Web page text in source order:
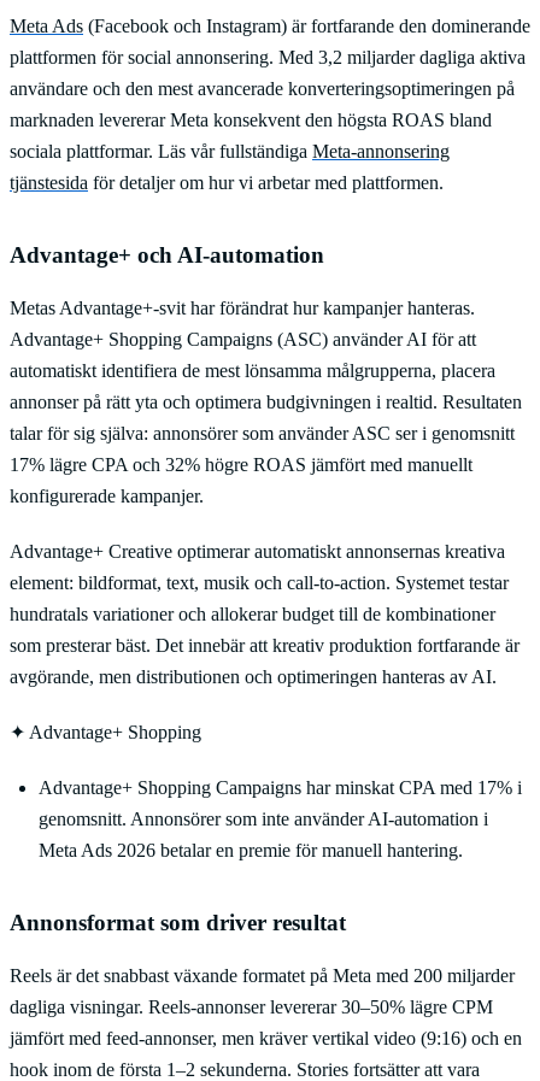
Meta Ads (Facebook och Instagram) är fortfarande den dominerande
plattformen för social annonsering. Med 3,2 miljarder dagliga aktiva
användare och den mest avancerade konverteringsoptimeringen på
marknaden levererar Meta konsekvent den högsta ROAS bland
sociala plattformar. Läs vår fullständiga Meta-annonsering
tjänstesida för detaljer om hur vi arbetar med plattformen.
Advantage+ och AI-automation
Metas Advantage+-svit har förändrat hur kampanjer hanteras.
Advantage+ Shopping Campaigns (ASC) använder AI för att
automatiskt identifiera de mest lönsamma målgrupperna, placera
annonser på rätt yta och optimera budgivningen i realtid. Resultaten
talar för sig själva: annonsörer som använder ASC ser i genomsnitt
17% lägre CPA och 32% högre ROAS jämfört med manuellt
konfigurerade kampanjer.
Advantage+ Creative optimerar automatiskt annonsernas kreativa
element: bildformat, text, musik och call-to-action. Systemet testar
hundratals variationer och allokerar budget till de kombinationer
som presterar bäst. Det innebär att kreativ produktion fortfarande är
avgörande, men distributionen och optimeringen hanteras av AI.
✦ Advantage+ Shopping
Advantage+ Shopping Campaigns har minskat CPA med 17% i
genomsnitt. Annonsörer som inte använder AI-automation i
Meta Ads 2026 betalar en premie för manuell hantering.
Annonsformat som driver resultat
Reels är det snabbast växande formatet på Meta med 200 miljarder
dagliga visningar. Reels-annonser levererar 30–50% lägre CPM
jämfört med feed-annonser, men kräver vertikal video (9:16) och en
hook inom de första 1–2 sekunderna. Stories fortsätter att vara